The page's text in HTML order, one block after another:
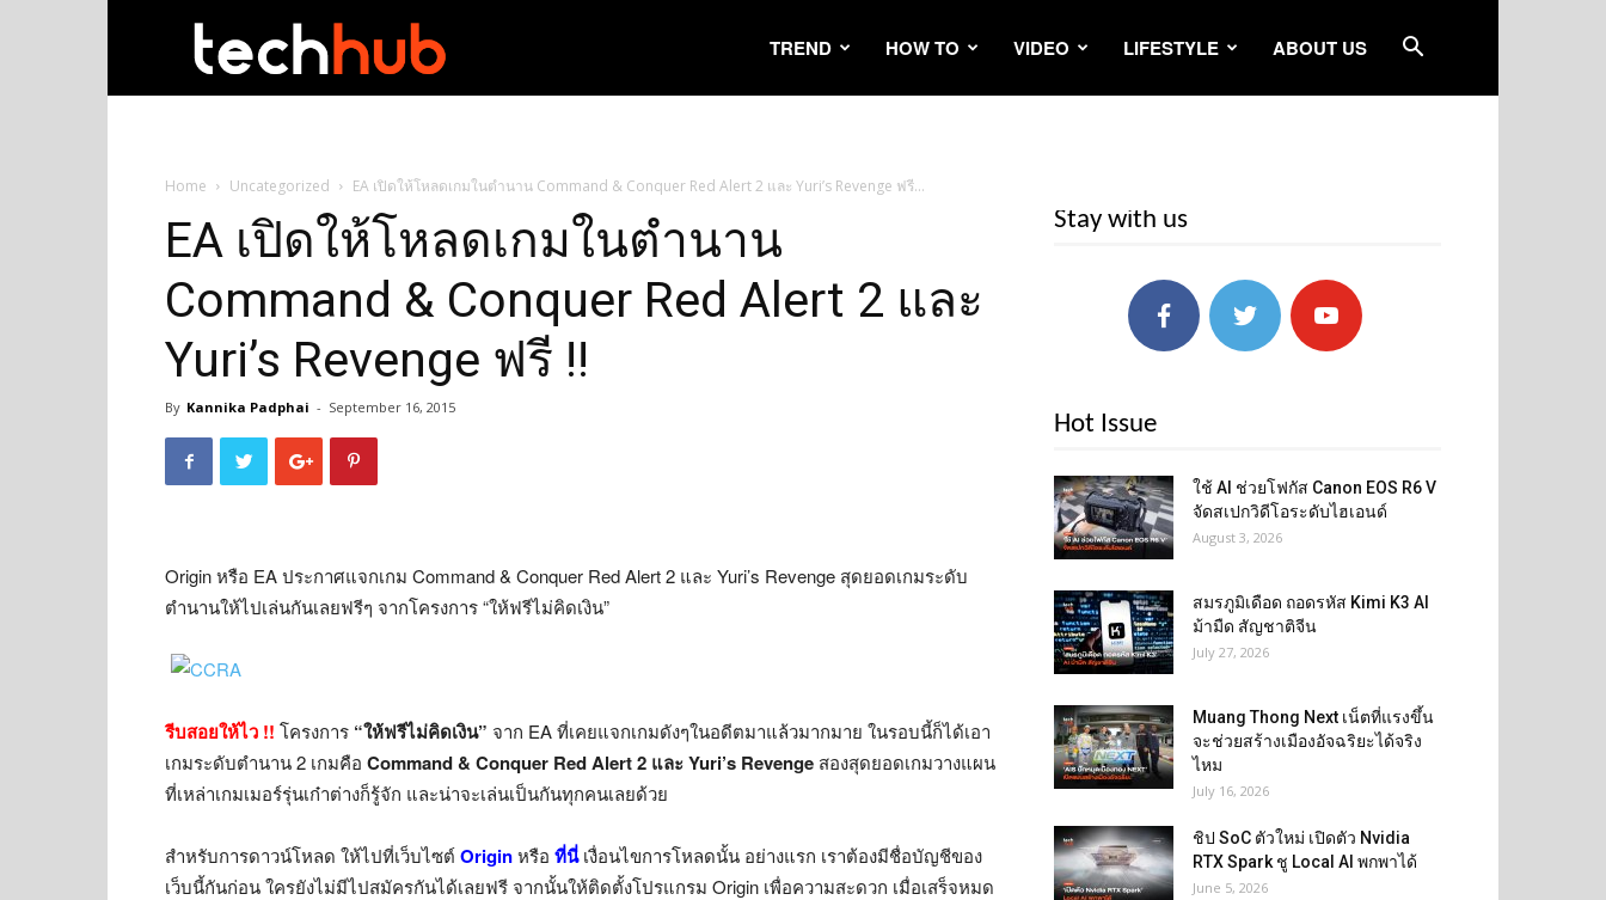
TREND HOW TO VIDEO LIFESTYLE ABOUT US
Home Uncategorized EA เปิดให้โหลดเกมในตำนาน Command & Conquer Red Alert 2 และ Yuri’s Revenge ฟรี...
EA เปิดให้โหลดเกมในตำนาน
Command & Conquer Red Alert 2 และ
Yuri’s Revenge ฟรี !!
By Kannika Padphai - September 16, 2015
Origin หรือ EA ประกาศแจกเกม Command & Conquer Red Alert 2 และ Yuri’s Revenge สุดยอดเกมระดับ
ตำนานให้ไปเล่นกันเลยฟรีๆ จากโครงการ “ให้ฟรีไม่คิดเงิน”
รีบสอยให้ไว !! โครงการ “ให้ฟรีไม่คิดเงิน” จาก EA ที่เคยแจกเกมดังๆในอดีตมาแล้วมากมาย ในรอบนี้ก็ได้เอา
เกมระดับตำนาน 2 เกมคือ Command & Conquer Red Alert 2 และ Yuri’s Revenge สองสุดยอดเกมวางแผน
ที่เหล่าเกมเมอร์รุ่นเก๋าต่างก็รู้จัก และน่าจะเล่นเป็นกันทุกคนเลยด้วย
สำหรับการดาวน์โหลด ให้ไปที่เว็บไซต์Originหรือ ที่นเงื่อนไขการโหลดนั้น อย่างแรก เราต้องมีชื่อบัญชีของ
เว็บนี้กันก่อน ใครยังไม่มีไปสมัครกันได้เลยฟรี จากนั้นให้ติดตั้งโปรแกรม Origin เพื่อความสะดวก เมื่อเสร็จหมด
Stay with us
Hot Issue
ใช้ AI ช่วยโฟกัส Canon EOS R6 V
จัดสเปกวิดีโอระดับไฮเอนด์
August 3, 2026
สมรภูมิเดือด ถอดรหัส Kimi K3 AI
ม้ามืด สัญชาติจีน
July 27, 2026
Muang Thong Next เน็ตที่แรงขึ้น
จะช่วยสร้างเมืองอัจฉริยะได้จริง
ไหม
July 16, 2026
ชิป SoC ตัวใหม่ เปิดตัว Nvidia
RTX Spark ชู Local AI พกพาได้
June 5, 2026